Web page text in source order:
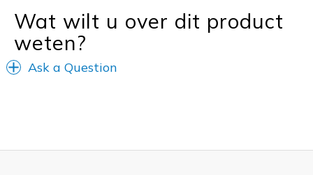
Wat wilt u over dit product
weten?
Ask a Question